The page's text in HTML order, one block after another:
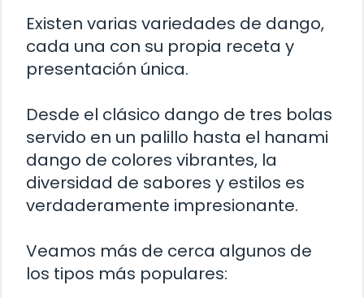
Existen varias variedades de dango,
cada una con su propia receta y
presentación única.
Desde el clásico dango de tres bolas
servido en un palillo hasta el hanami
dango de colores vibrantes, la
diversidad de sabores y estilos es
verdaderamente impresionante.
Veamos más de cerca algunos de
los tipos más populares: